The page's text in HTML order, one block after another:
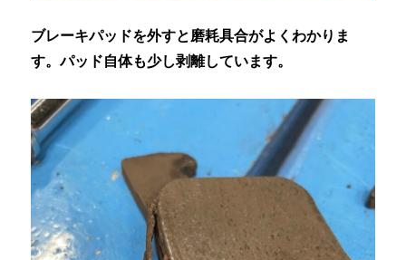
ブレーキパッドを外すと磨耗具合がよくわかりま
す。パッド自体も少し剥離しています。